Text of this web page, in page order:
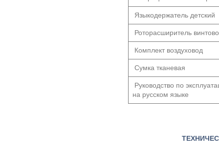
Языкодержатель детский
Роторасширитель
Комплект воздуховод
Сумка тканевая
Руководство по
на русском языке